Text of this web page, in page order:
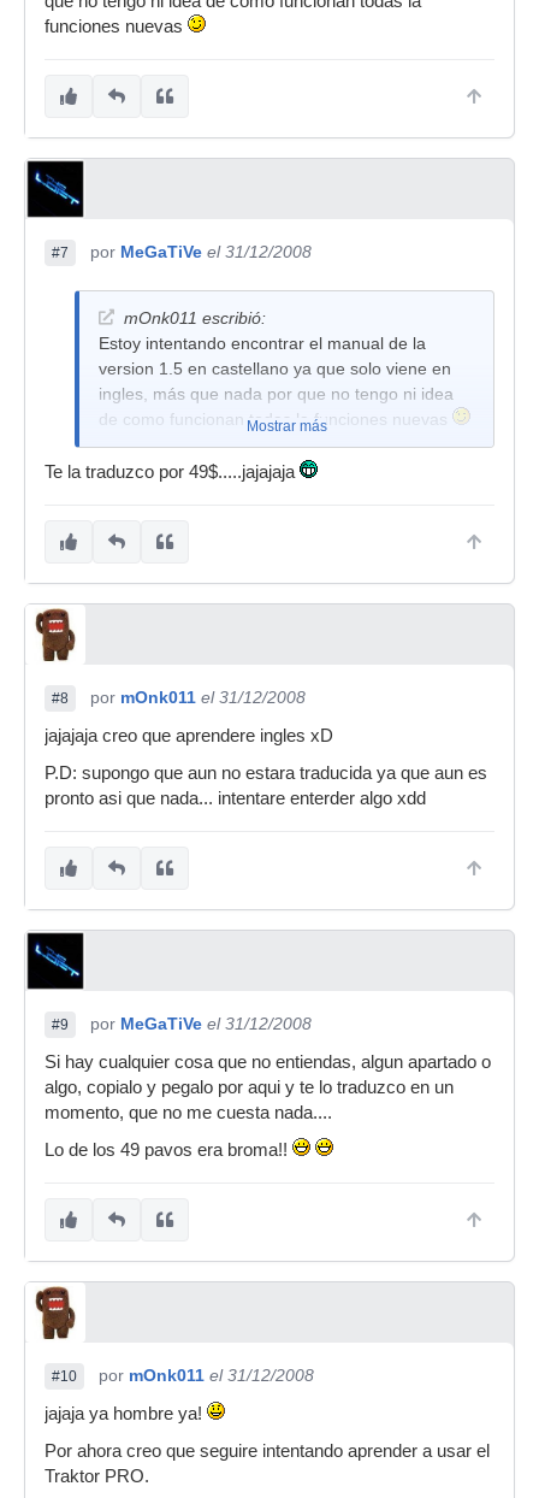
funciones nuevas
#7 por MeGaTiVe el 31/12/2008
mOnk011 escribió:
Estoy intentando encontrar el manual de la
version 1.5 en castellano ya que solo viene en
ingles, más que nada por que no tengo ni idea
de como funcionan todas la funciones nuevas
Mostrar más
Te la traduzco por 49$.....jajajaja
#8 por mOnk011 el 31/12/2008
jajajaja creo que aprendere ingles xD
P.D: supongo que aun no estara traducida ya que aun es
pronto asi que nada... intentare enterder algo xdd
#9 por MeGaTiVe el 31/12/2008
Si hay cualquier cosa que no entiendas, algun apartado o
algo, copialo y pegalo por aqui y te lo traduzco en un
momento, que no me cuesta nada....
Lo de los 49 pavos era broma!!
#10 por mOnk011 el 31/12/2008
jajaja ya hombre ya!
Por ahora creo que seguire intentando aprender a usar el
Traktor PRO.